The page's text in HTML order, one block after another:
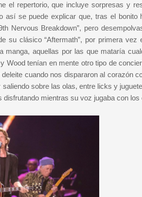
el repertorio, que incluye sorpresas y
se puede explicar que, tras el bonito
Nervous Breakdown”, pero
su clásico “Aftermath”, por primera vez
aquellas por las que mataría
Wood tenían en mente otro tipo de
cuando nos dispararon al corazón
sobre las olas, entre licks y
mientras su voz jugaba con los